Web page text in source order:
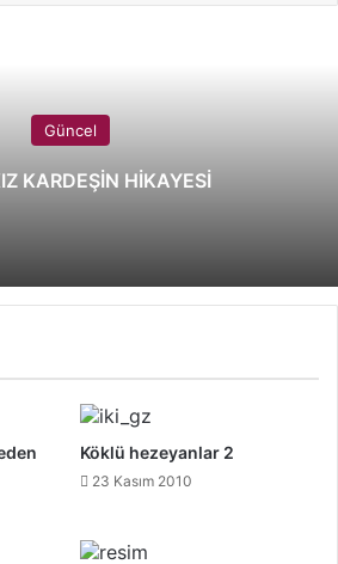
Güncel
KARDEŞİN HİKAYESİ
Köklü hezeyanlar 2
23 Kasım 2010